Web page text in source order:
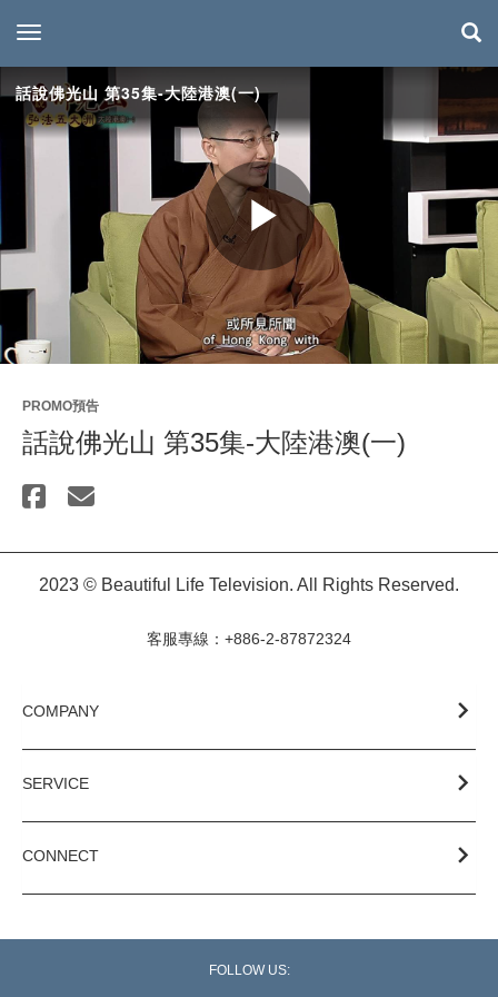
toggle navigation
話說佛光山 第35集-大陸港澳(一)
Play
Video
PROMO預告
話說佛光山 第35集-大陸港澳(一)
2023 © Beautiful Life Television. All Rights Reserved.
客服專線：+886-2-87872324
COMPANY
SERVICE
CONNECT
FOLLOW US: